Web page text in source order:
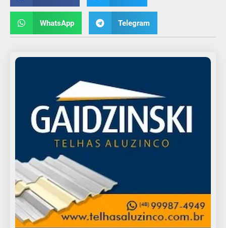
WhatsApp Telegram